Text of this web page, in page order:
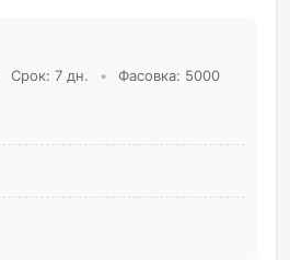
Срок: 7 дн. •
Фасовка: 5000